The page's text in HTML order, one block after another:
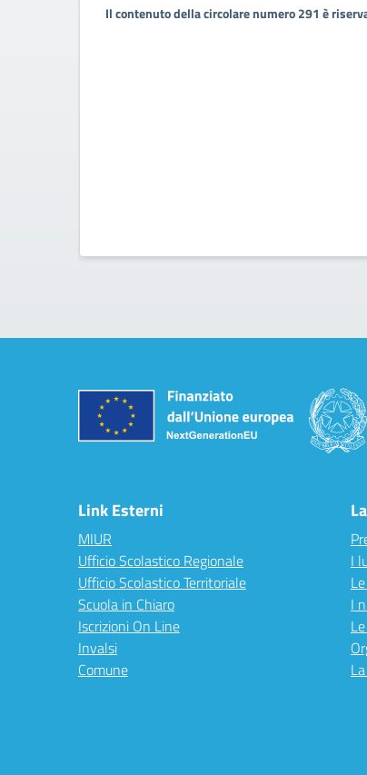
Il contenuto della circolare numero 291 è
Link Esterni
MIUR
Ufficio Scolastico Regionale
Ufficio Scolastico Territoriale
Scuola in Chiaro
Iscrizioni On Line
Invalsi
Comune
I
I